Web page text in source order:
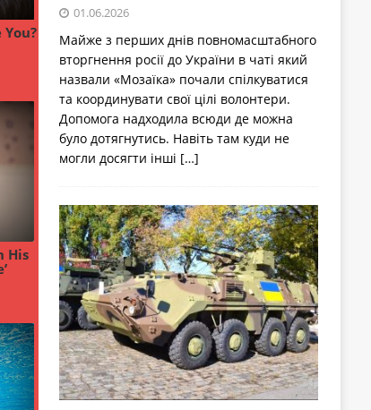
01.06.2026
Майже з перших днів повномасштабного
вторгнення росії до України в чаті який
назвали «Мозаїка» почали спілкуватися
та координувати свої цілі волонтери.
Допомога надходила всюди де можна
було дотягнутись. Навіть там куди не
могли досягти інші […]